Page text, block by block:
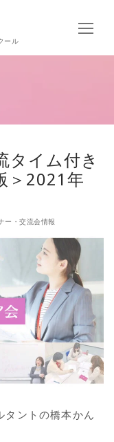
ール
タイム付き
＞2021年
ー・交流会情報
タントの橋本かん